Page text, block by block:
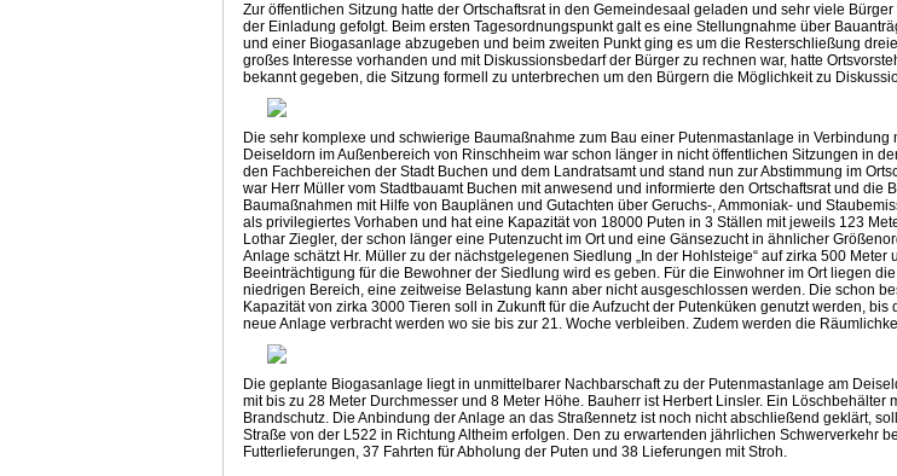
Zur öffentlichen Sitzung hatte der Ortschaftsrat in den Gemeindesaal geladen und sehr viele
der Einladung gefolgt. Beim ersten Tagesordnungspunkt galt es eine Stellungnahme über
und einer Biogasanlage abzugeben und beim zweiten Punkt ging es um die Resterschließung
großes Interesse vorhanden und mit Diskussionsbedarf der Bürger zu rechnen war, hatte
bekannt gegeben, die Sitzung formell zu unterbrechen um den Bürgern die Möglichkeit zu
Die sehr komplexe und schwierige Baumaßnahme zum Bau einer Putenmastanlage in
Deiseldorn im Außenbereich von Rinschheim war schon länger in nicht öffentlichen Sitzungen in
den Fachbereichen der Stadt Buchen und dem Landratsamt und stand nun zur Abstimmung im
war Herr Müller vom Stadtbauamt Buchen mit anwesend und informierte den Ortschaftsrat und die
Baumaßnahmen mit Hilfe von Bauplänen und Gutachten über Geruchs-, Ammoniak- und
als privilegiertes Vorhaben und hat eine Kapazität von 18000 Puten in 3 Ställen mit jeweils 123
Lothar Ziegler, der schon länger eine Putenzucht im Ort und eine Gänsezucht in ähnlicher
Anlage schätzt Hr. Müller zu der nächstgelegenen Siedlung „In der Hohlsteige“ auf zirka 500 Meter
Beeinträchtigung für die Bewohner der Siedlung wird es geben. Für die Einwohner im Ort liegen
niedrigen Bereich, eine zeitweise Belastung kann aber nicht ausgeschlossen werden. Die schon
Kapazität von zirka 3000 Tieren soll in Zukunft für die Aufzucht der Putenküken genutzt werden, bis
neue Anlage verbracht werden wo sie bis zur 21. Woche verbleiben. Zudem werden die
Die geplante Biogasanlage liegt in unmittelbarer Nachbarschaft zu der Putenmastanlage am
mit bis zu 28 Meter Durchmesser und 8 Meter Höhe. Bauherr ist Herbert Linsler. Ein Löschbehälter
Brandschutz. Die Anbindung der Anlage an das Straßennetz ist noch nicht abschließend geklärt,
Straße von der L522 in Richtung Altheim erfolgen. Den zu erwartenden jährlichen Schwerverkehr
Futterlieferungen, 37 Fahrten für Abholung der Puten und 38 Lieferungen mit Stroh.